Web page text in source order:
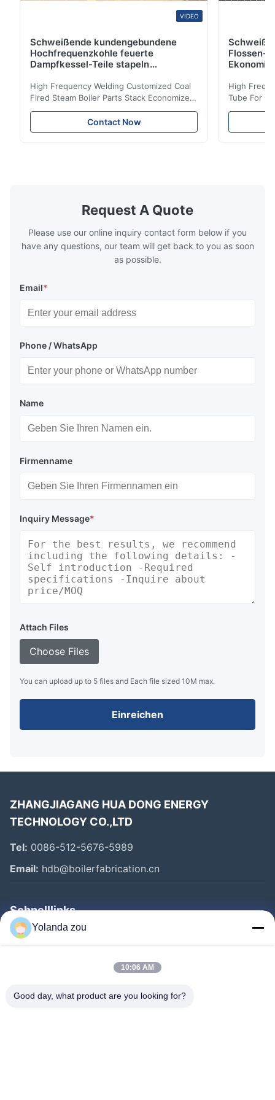
VIDEO
Schweißende kundengebundene
Hochfrequenzkohle feuerte
Dampfkessel-Teile stapeln
High Frequency Welding Customized Coal
Fired Steam Boiler Parts Stack Economizer
Coil Boiler economizer Boiler Economizer is
the energy improving device that helps to
reduce the cost of operation by saving the
boilers is generally in the temperature
range of 200°C – 250°C, so there
Contact Now
Flossen-
High
Tube For
reduce the
Request A Quote
Please use our online inquiry contact form below if you
have any questions, our team will get back to you as soon
as possible.
Email*
Phone / WhatsApp
Name
Firmenname
Inquiry Message*
Attach Files
Choose Files
You can upload up to 5 files and Each file sized 10M max.
Einreichen
ZHANGJIAGANG HUA DONG ENERGY
TECHNOLOGY CO.,LTD
Tel: 0086-512-5676-5989
Email: hdb@boilerfabrication.cn
Schnelllinks
Haus
Fabrik-Ausflug
Yolanda zou
10:06 AM
Good day, what product are you looking for?